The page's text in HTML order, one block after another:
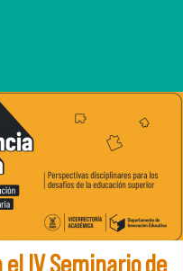
IV Seminario de